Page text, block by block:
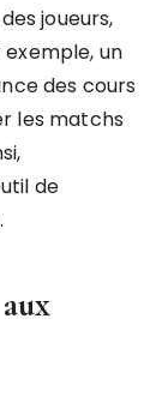
joueurs,
exemple, un
des cours
les matchs
de